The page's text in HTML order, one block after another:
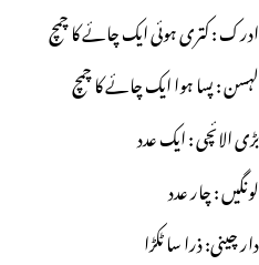
ادرک : کتری ہوئی ایک چائے کا چمچ
لہسن : پسا ہوا ایک چائے کا چمچ
بڑی الائچی : ایک عدد
لونگیں : چار عدد
دار چینی: ذرا سا ٹکڑا